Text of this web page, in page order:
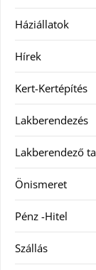
Háziállatok
Hírek
Kert-Kertépítés
Lakberendezés
Lakberendező
Önismeret
Pénz -Hitel
Szállás